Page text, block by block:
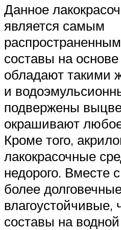
Данное
является самым
составы на
обладают такими
и
подвержены
окрашивают
Кроме того,
лакокрасочные
недорого. Вместе
более
составы на